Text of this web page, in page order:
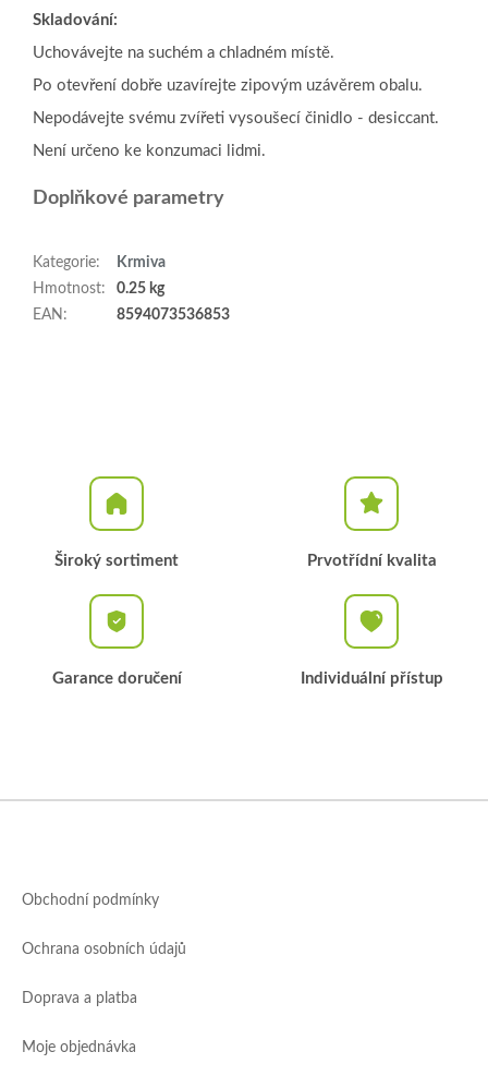
Skladování:
Uchovávejte na suchém a chladném místě.
Po otevření dobře uzavírejte zipovým uzávěrem obalu.
Nepodávejte svému zvířeti vysoušecí činidlo - desiccant.
Není určeno ke konzumaci lidmi.
Doplňkové parametry
Kategorie:
Krmiva
Hmotnost:
0.25 kg
EAN : 8594073536853
Široký sortiment Prvotřídní kvalita
Garance doručení Individuální přístup
Obchodní podmínky
Ochrana osobních údajů
Doprava a platba
Moje objednávka